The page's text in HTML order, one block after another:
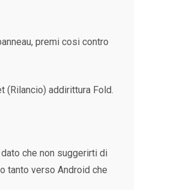
premi cosi contro
(Rilancio) addirittura Fold.
che non suggerirti di
tanto verso Android che